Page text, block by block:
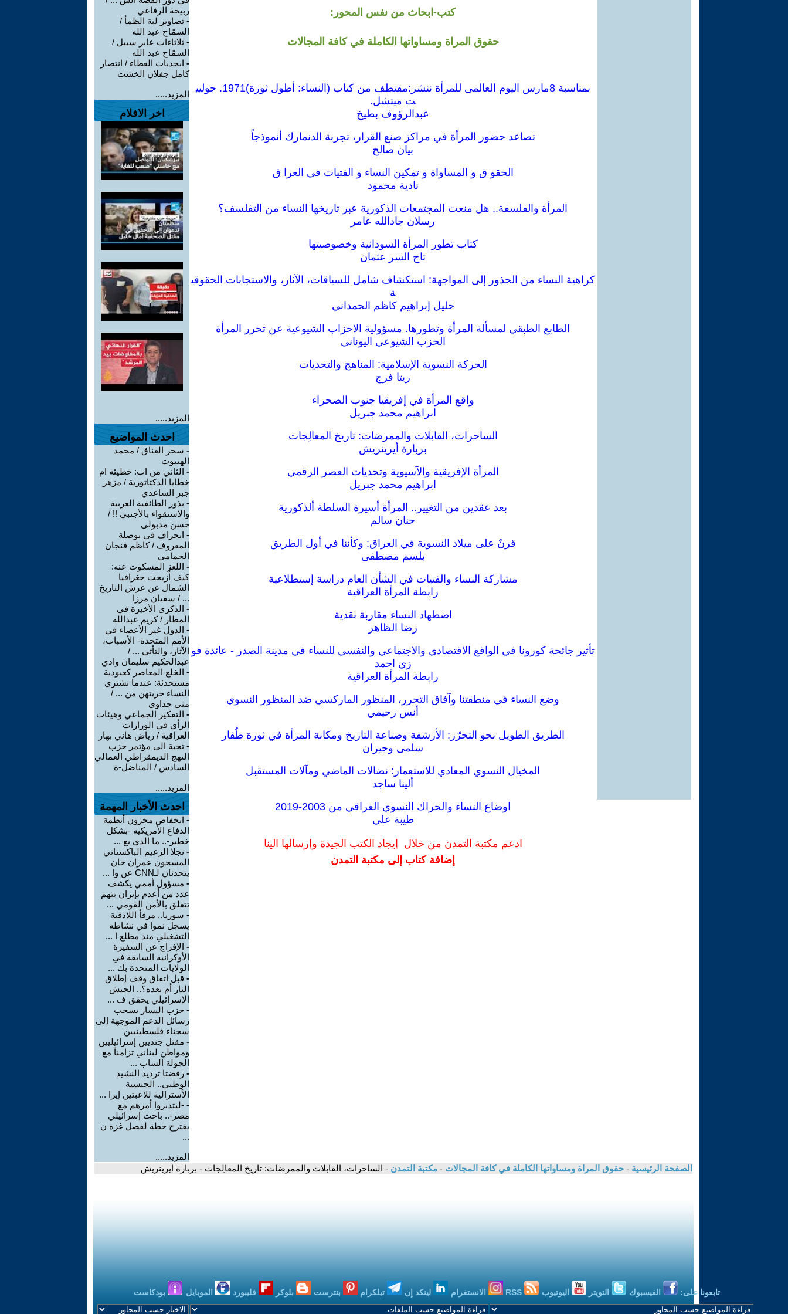
كتب-ابحاث من نفس المحور:
حقوق المراة ومساواتها الكاملة في كافة المجالات
بمناسبة 8مارس اليوم العالمى للمرأة ننشر:مقتطف من كتاب (النساء: أطول ثورة)1971. جوليي
ت ميتشل.
عبدالرؤوف بطيخ
تصاعد حضور المرأة في مراكز صنع القرار، تجربة الدنمارك أنموذجاً
بيان صالح
الحقو ق و المساواة و تمكين النساء و الفتيات في العرا ق
نادية محمود
المرأة والفلسفة.. هل منعت المجتمعات الذكورية عبر تاريخها النساء من التفلسف؟
رسلان جادالله عامر
كتاب تطور المرأة السودانية وخصوصيتها
تاج السر عثمان
كراهية النساء من الجذور إلى المواجهة: استكشاف شامل للسياقات، الآثار، والاستجابات الحقوقي
ة
خليل إبراهيم كاظم الحمداني
الطابع الطبقي لمسألة المرأة وتطورها. مسؤولية الاحزاب الشيوعية عن تحرر المرأة
الحزب الشيوعي اليوناني
الحركة النسوية الإسلامية: المناهج والتحديات
ريتا فرج
واقع المرأة في إفريقيا جنوب الصحراء
ابراهيم محمد جبريل
الساحرات، القابلات والممرضات: تاريخ المعالِجات
بربارة أيرينريش
المرأة الإفريقية والآسيوية وتحديات العصر الرقمي
ابراهيم محمد جبريل
بعد عقدين من التغيير.. المرأة أسيرة السلطة ألذكورية
حنان سالم
قرنٌ على ميلاد النسوية في العراق: وكأننا في أول الطريق
بلسم مصطفى
مشاركة النساء والفتيات في الشأن العام دراسة إستطلاعية
رابطة المرأة العراقية
اضطهاد النساء مقاربة نقدية
رضا الظاهر
تأثير جائحة كورونا في الواقع الاقتصادي والاجتماعي والنفسي للنساء في مدينة الصدر - عائدة فو
زي احمد
رابطة المرأة العراقية
وضع النساء في منطقتنا وآفاق التحرر، المنظور الماركسي ضد المنظور النسوي
أنس رحيمي
الطريق الطويل نحو التحرّر: الأرشفة وصناعة التاريخ ومكانة المرأة في ثورة ظُفار
سلمى وجيران
المخيال النسوي المعادي للاستعمار: نضالات الماضي ومآلات المستقبل
ألينا ساجد
اوضاع النساء والحراك النسوي العراقي من 2003-2019
طيبة علي
ادعم مكتبة التمدن من خلال إيجاد الكتب الجيدة وإرسالها الينا
إضافة كتاب إلى مكتبة التمدن
ربيحة الرفاعي
- تصاوير لية الظمأ /
السمّاح عبد الله
- ثلاثاءات عابر سبيل /
السمّاح عبد الله
- ابجديات العطاء / انتصار
كامل جفلان الخشت
المزيد.....
اخر الافلام
المزيد.....
احدث المواضيع
- سحر العناق / محمد
الهنبوت
- الثاني من اب: خطيئة ام
خطايا الدكتاتورية / مزهر
جبر الساعدي
- بذور الطائفية العربية
والاستقواء بالأجنبي !! /
حسن مدبولى
- انحراف في بوصلة
المعروف / كاظم فنجان
الحمامي
- اللغز المسكوت عنه:
كيف أُزيحت جغرافيا
الشمال عن عرش التاريخ
... / سفيان مرزا
- الذكرى الأخيرة في
المطار / كريم عبدالله
- الدول غير الأعضاء في
الأمم المتحدة- الأسباب،
الآثار، والتأثي ... /
عبدالحكيم سليمان وادي
- الخلع المعاصر كعبودية
مستحدثة: عندما تشتري
النساء حريتهن من ... /
منى جداوي
- التفكير الجماعي وهيئات
الرأي في الوزارات
العراقية / رياض هاني بهار
- تحية الى مؤتمر حزب
النهج الديمقراطي العمالي
السادس / المناضل-ة
المزيد.....
احدث الأخبار المهمة
- انخفاض مخزون أنظمة
الدفاع الأمريكية -بشكل
خطير-.. ما الذي يع ...
- نجلا الزعيم الباكستاني
المسجون عمران خان
يتحدثان لـCNN عن وا ...
- مسؤول أممي يكشف
عدد من أعدم بإيران بتهم
تتعلق بالأمن القومي ...
- سوريا.. مرفأ اللاذقية
يسجل نموا في نشاطه
التشغيلي منذ مطلع ا ...
- الإفراج عن السفيرة
الأوكرانية السابقة في
الولايات المتحدة بك ...
- قبل اتفاق وقف إطلاق
النار أم بعده؟.. الجيش
الإسرائيلي يحقق ف ...
- حزب اليسار يسحب
رسائل الدعم الموجهة إلى
سجناء فلسطينيين
- مقتل جنديين إسرائيليين
ومواطن لبناني تزامناً مع
الجولة الساب ...
- رفضتا ترديد النشيد
الوطني.. الجنسية
الأسترالية للاعبتين إيرا ...
- -ليتدبروا أمرهم مع
مصر-.. باحث إسرائيلي
يقترح خطة لفصل غزة ن
...
المزيد.....
الصفحة الرئيسية - حقوق المراة ومساواتها الكاملة في كافة المجالات - مكتبة التمدن - الساحرات، القابلات والممرضات: تاريخ المعالِجات - بربارة أيرينريش
تابعونا على: الفيسبوك التويتر اليوتيوب الانستغرام لينكد إن تيلكرام بنترست بلوكر فليبورد الموبايل بودكاست